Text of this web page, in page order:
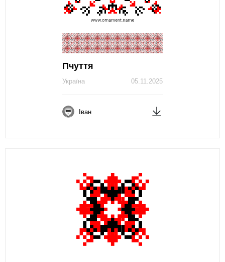
Пчуття
05.11.2025
Україна
Іван